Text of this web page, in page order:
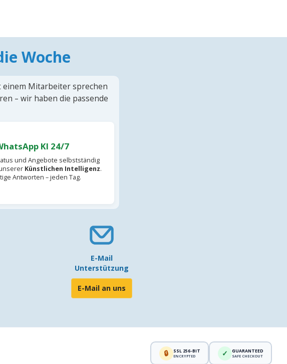
Woche
einem Mitarbeiter sprechen
– wir haben die passende
KI 24/7
und Angebote selbstständig
Künstlichen Intelligenz.
Antworten – jeden Tag.
E-Mail
Unterstützung
E-Mail an uns
🔒 SSL 256-BIT
ENCRYPTED ✓ GUARANTEED
SAFE CHECKOUT